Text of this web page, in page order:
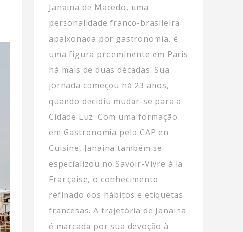
Janaina de Macedo, uma
personalidade franco-brasileira
apaixonada por gastronomia, é
uma figura proeminente em Paris
há mais de duas décadas. Sua
jornada começou há 23 anos,
quando decidiu mudar-se para a
Cidade Luz. Com uma formação
em Gastronomia pelo CAP en
Cuisine, Janaina também se
especializou no Savoir-Vivre à la
Française, o conhecimento
refinado dos hábitos e etiquetas
francesas. A trajetória de Janaina
é marcada por sua devoção à